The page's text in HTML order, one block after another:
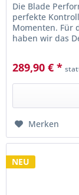
Die Blade
perfekte
Momenten. Für
haben wir das
289,90 € *
Merken
NEU